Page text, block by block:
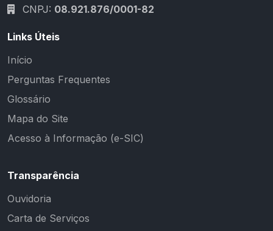
CNPJ: 08.921.876/0001-82
Links Úteis
Início
Perguntas Frequentes
Glossário
Mapa do Site
Acesso à Informação (e-SIC)
Transparência
Ouvidoria
Carta de Serviços